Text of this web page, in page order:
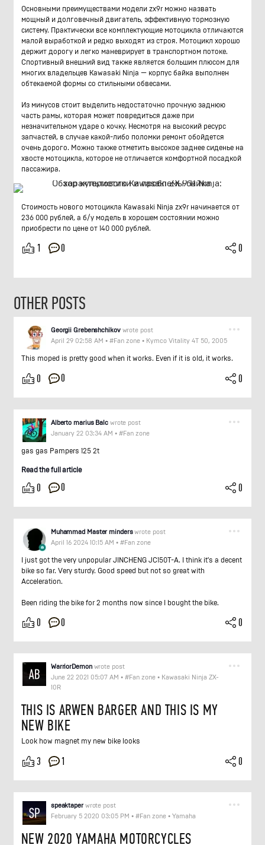
Основными преимуществами модели zx9r можно назвать
мощный и долговечный двигатель, эффективную тормозную
систему. Практически все комплектующие мотоцикла отличаются
малой выработкой и редко выходят из строя. Мотоцикл хорошо
держит дорогу и легко маневрирует в транспортном потоке.
Спортивный внешний вид также является большим плюсом для
многих владельцев Kawasaki Ninja — корпус байка выполнен
обтекаемой формы со стильными обвесами.
Из минусов стоит выделить недостаточно прочную заднюю
часть рамы, которая может повредиться даже при
незначительном ударе о кочку. Несмотря на высокий ресурс
запчастей, в случае какой-либо поломки ремонт обойдется
очень дорого. Можно также отметить высокое заднее сиденье на
хвосте мотоцикла, которое не отличается комфортной посадкой
пассажира.
Стоимость нового мотоцикла Kawasaki Ninja zx9r начинается от
236 000 рублей, а б/у модель в хорошем состоянии можно
приобрести по цене от 140 000 рублей.
1 0 0
OTHER POSTS
Georgii Grebenshchikovwrote post
April 29 02:58 AM • #Fan zone• Kymco Vitality 4T 50, 2005
This moped is pretty good when it works. Even if it is old, it works.
0 0 0
Alberto marius Balcwrote post
January 22 03:34 AM • #Fan zone
gas gas Pampers 125 2t
Read the full article
0 0 0
Muhammad Master minderswrote post
April 16 2024 10:15 AM • #Fan zone
I just got the very unpopular JINCHENG JC150T-A. I think it's a decent
bike so far. Very sturdy. Good speed but not so great with
Acceleration.
Been riding the bike for 2 months now since I bought the bike.
0 0 0
WarriorDemonwrote post
June 22 2021 05:07 AM • #Fan zone• Kawasaki Ninja ZX-
10R
THIS IS ARWEN BARGER AND THIS IS MY
NEW BIKE
Look how magnet my new bike looks
3 1 0
speaktaperwrote post
February 5 2020 03:05 PM • #Fan zone• Yamaha
NEW 2020 YAMAHA MOTORCYCLES